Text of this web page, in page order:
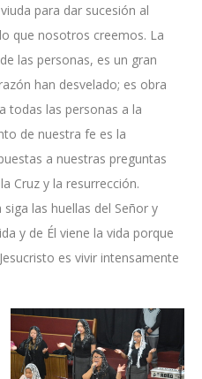
para dar sucesión al
que nosotros creemos. La
las personas, es un gran
han desvelado; es obra
todas las personas a la
de nuestra fe es la
a nuestras preguntas
Cruz y la resurrección.
las huellas del Señor y
y de Él viene la vida porque
es vivir intensamente